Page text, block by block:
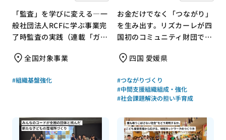
「監査」を学びに変える—一
般社団法人RCFに学ぶ事業完
了時監査の実践（連載「ガバ
Vol.3）
全国対象事業
#組織基盤強化
お金だけでなく「つながり」
を生み出す。リズカーレが四
国初のコミュニティ財団で挑
四国 愛媛県
#つながりづくり
#中間支援組織組成・強化
#社会課題解決の担い手育成